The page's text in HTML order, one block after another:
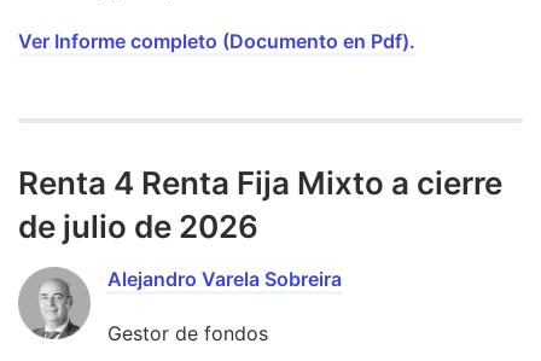
Ver Informe completo (Documento en Pdf).
Renta 4 Renta Fija Mixto a cierre
de julio de 2026
Alejandro Varela Sobreira
Gestor de fondos